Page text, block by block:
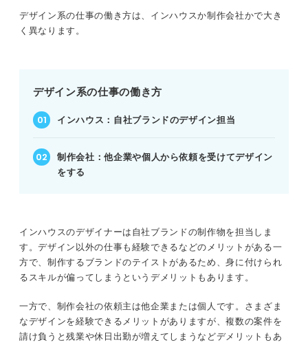
デザイン系の仕事の働き方は、インハウスか制作会社かで大き
く異なります。
デザイン系の仕事の働き方
インハウス：自社ブランドのデザイン担当
制作会社：他企業や個人から依頼を受けてデザイン
をする
インハウスのデザイナーは自社ブランドの制作物を担当しま
す。デザイン以外の仕事も経験できるなどのメリットがある一
方で、制作するブランドのテイストがあるため、身に付けられ
るスキルが偏ってしまうというデメリットもあります。
一方で、制作会社の依頼主は他企業または個人です。さまざま
なデザインを経験できるメリットがありますが、複数の案件を
請け負うと残業や休日出勤が増えてしまうなどデメリットもあ